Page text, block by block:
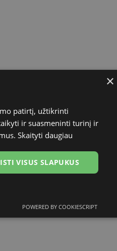
×
patirtį, užtikrinti
ir suasmeninti turinį ir
Skaityti daugiau
VISUS SLAPUKUS
Funkciniai slapukai
POWERED BY COOKIESCRIPT